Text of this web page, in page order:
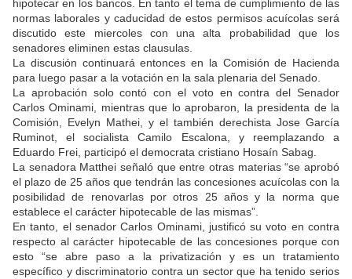
hipotecar en los bancos. En tanto el tema de cumplimiento de las
normas laborales y caducidad de estos permisos acuícolas será
discutido este miercoles con una alta probabilidad que los
senadores eliminen estas clausulas.
La discusión continuará entonces en la Comisión de Hacienda
para luego pasar a la votación en la sala plenaria del Senado.
La aprobación solo contó con el voto en contra del Senador
Carlos Ominami, mientras que lo aprobaron, la presidenta de la
Comisión, Evelyn Mathei, y el también derechista Jose García
Ruminot, el socialista Camilo Escalona, y reemplazando a
Eduardo Frei, participó el democrata cristiano Hosaín Sabag.
La senadora Matthei señaló que entre otras materias “se aprobó
el plazo de 25 años que tendrán las concesiones acuícolas con la
posibilidad de renovarlas por otros 25 años y la norma que
establece el carácter hipotecable de las mismas”.
En tanto, el senador Carlos Ominami, justificó su voto en contra
respecto al carácter hipotecable de las concesiones porque con
esto “se abre paso a la privatización y es un tratamiento
específico y discriminatorio contra un sector que ha tenido serios